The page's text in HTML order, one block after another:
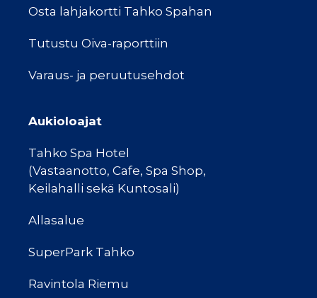
Osta lahjakortti Tahko Spahan
Tutustu Oiva-raporttiin
Varaus- ja peruutusehdot
Aukioloajat
Tahko Spa Hotel
(Vastaanotto, Cafe, Spa Shop,
Keilahalli sekä Kuntosali)
Allasalue
SuperPark Tahko
Ravintola Riemu